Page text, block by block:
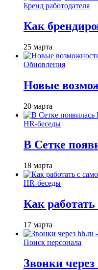
Бренд работодателя
Как
25 марта
Обновления
Новые
20 марта
HR-беседы
В Сетке
18 марта
HR-беседы
Как
17 марта
Поиск персонала
Звонки